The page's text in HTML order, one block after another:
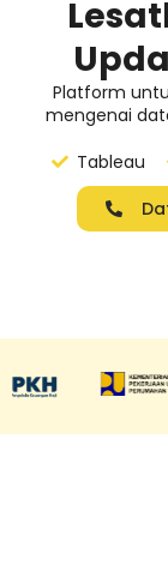
Platform
mengenai
Tableau